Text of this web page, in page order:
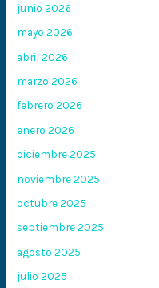
junio 2026
mayo 2026
abril 2026
marzo 2026
febrero 2026
enero 2026
diciembre 2025
noviembre 2025
octubre 2025
septiembre 2025
agosto 2025
julio 2025